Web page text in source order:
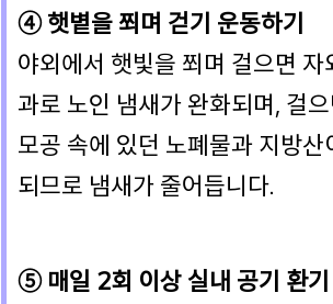
④ 햇볕을 쬐며 걷기 운동하기
야외에서 햇빛을 쬐며 걸으면 자
과로 노인 냄새가 완화되며, 걸
모공 속에 있던 노폐물과 지방산
되므로 냄새가 줄어듭니다.
⑤ 매일 2회 이상 실내 공기 환기